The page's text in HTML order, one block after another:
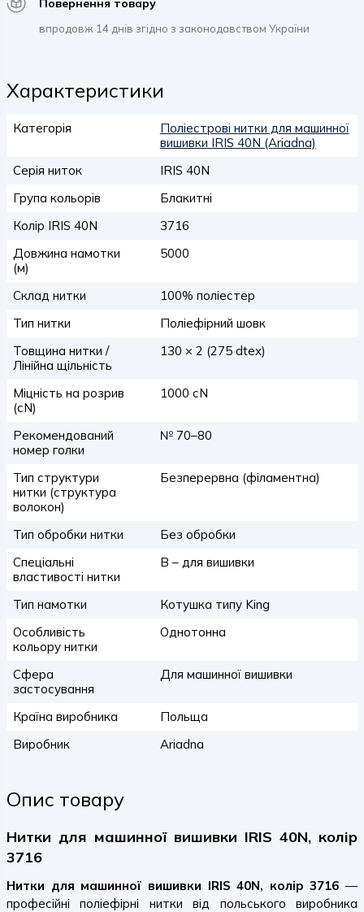
Повернення товару
впродовж 14 днів згідно з законодавством України
Характеристики
Категорія
Поліестрові нитки для машинної
вишивки IRIS 40N (Ariadna)
Серія ниток
IRIS 40N
Група кольорів
Блакитні
Колір IRIS 40N
3716
Довжина намотки
(м)
5000
Склад нитки
100% поліестер
Тип нитки
Поліефірний шовк
Товщина нитки /
Лінійна щільність
130 × 2 (275 dtex)
Міцність на розрив
(сN)
1000 сN
Рекомендований
номер голки
№ 70–80
Тип структури
нитки (структура
волокон)
Безперервна (філаментна)
Тип обробки нитки
Без обробки
Спеціальні
властивості нитки
B – для вишивки
Тип намотки
Котушка типу King
Особливість
кольору нитки
Однотонна
Сфера
застосування
Для машинної вишивки
Країна виробника
Польща
Виробник
Ariadna
Опис товару
Нитки для машинної вишивки IRIS 40N, колір
3716
Нитки для машинної вишивки IRIS 40N, колір 3716 —
професійні поліефірні нитки від польського виробника